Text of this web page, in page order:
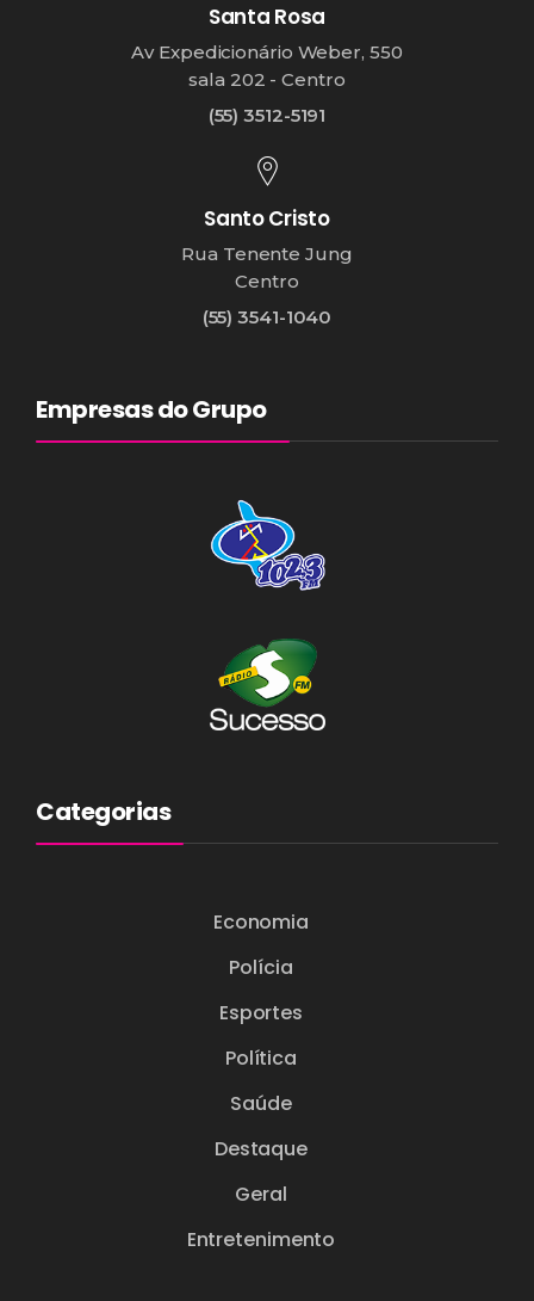
Santa Rosa
Av Expedicionário Weber, 550
sala 202 - Centro
(55) 3512-5191
Santo Cristo
Rua Tenente Jung
Centro
(55) 3541-1040
Empresas do Grupo
Categorias
Economia
Polícia
Esportes
Política
Saúde
Destaque
Geral
Entretenimento